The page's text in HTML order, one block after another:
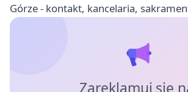
Górze - kontakt, kancelaria,
Zareklamuj się